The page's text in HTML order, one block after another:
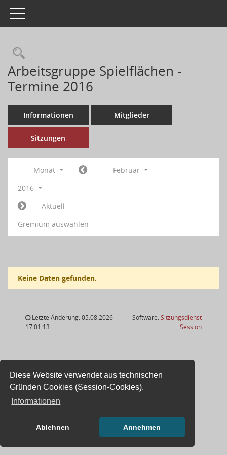
Diese Website verwendet aus technischen
Gründen Cookies (Session-Cookies).
Informationen
Ablehnen Annehmen
Toggle navigation
Arbeitsgruppe Spielflächen -
Termine 2016
Informationen Mitglieder
Sitzungen
Monat
Februar
2016
Aktuell
Gremium auswählen
Keine Daten gefunden.
Letzte Änderung: 05.08.2026
17:01:13
Software:Sitzungsdienst
Session(Wird in